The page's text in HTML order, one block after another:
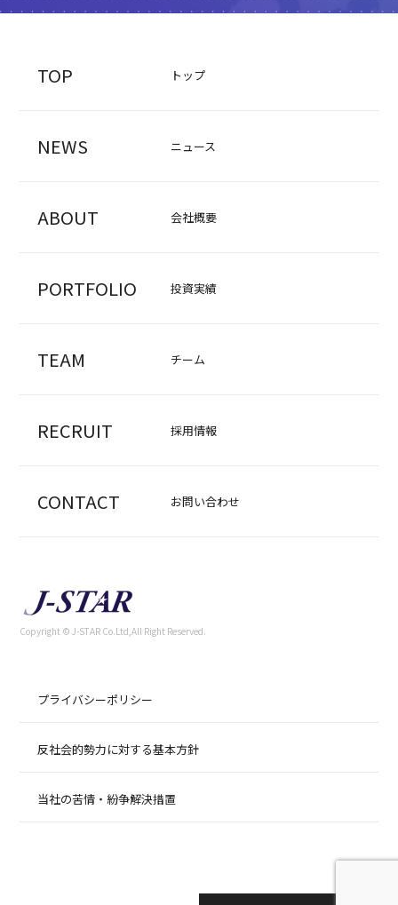
TOP トップ
NEWS ニュース
ABOUT 会社概要
PORTFOLIO 投資実績
TEAM チーム
RECRUIT 採用情報
CONTACT お問い合わせ
Copyright © J-STAR Co.Ltd,All Right Reserved.
プライバシーポリシー
反社会的勢力に対する基本方針
当社の苦情・紛争解決措置